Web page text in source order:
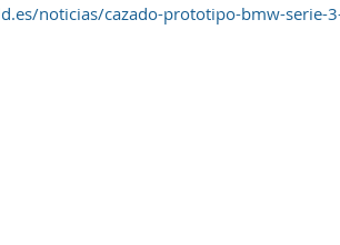
noticias/cazado-prototipo-bmw-serie-